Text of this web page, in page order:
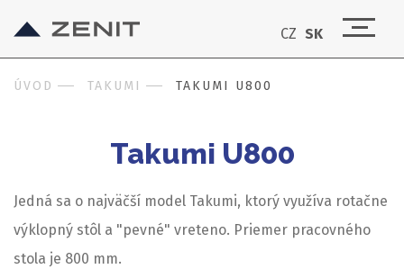
CZ SK
ÚVOD TAKUMI TAKUMI U800
Takumi U800
Jedná sa o najväčší model Takumi, ktorý využíva rotačne
výklopný stôl a "pevné" vreteno. Priemer pracovného
stola je 800 mm.